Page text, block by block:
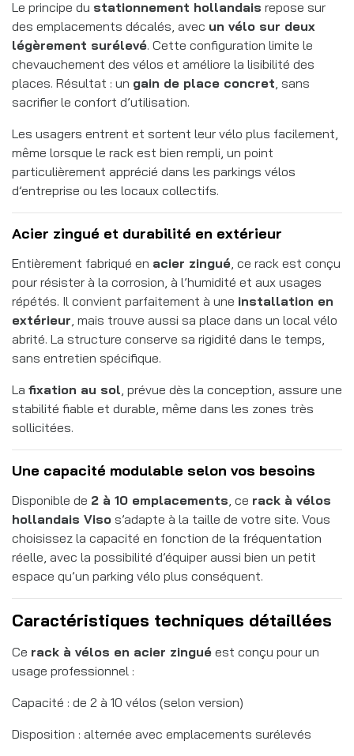
Le principe du stationnement hollandais repose sur
des emplacements décalés, avec un vélo sur deux
légèrement surélevé. Cette configuration limite le
chevauchement des vélos et améliore la lisibilité des
places. Résultat : un gain de place concret , sans
sacrifier le confort d’utilisation.
Les usagers entrent et sortent leur vélo plus facilement,
même lorsque le rack est bien rempli, un point
particulièrement apprécié dans les parkings vélos
d’entreprise ou les locaux collectifs.
Acier zingué et durabilité en extérieur
Entièrement fabriqué en acier zingué , ce rack est conçu
pour résister à la corrosion, à l’humidité et aux usages
répétés. Il convient parfaitement à une installation en
extérieur , mais trouve aussi sa place dans un local vélo
abrité. La structure conserve sa rigidité dans le temps,
sans entretien spécifique.
La fixation au sol , prévue dès la conception, assure une
stabilité fiable et durable, même dans les zones très
sollicitées.
Une capacité modulable selon vos besoins
Disponible de 2 à 10 emplacements , ce rack à vélos
hollandais Viso s’adapte à la taille de votre site. Vous
choisissez la capacité en fonction de la fréquentation
réelle, avec la possibilité d’équiper aussi bien un petit
espace qu’un parking vélo plus conséquent.
Caractéristiques techniques détaillées
Ce rack à vélos en acier zingué est conçu pour un
usage professionnel :
Capacité : de 2 à 10 vélos (selon version)
Disposition : alternée avec emplacements surélevés